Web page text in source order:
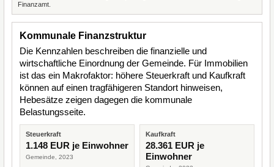
Finanzamt.
Kommunale Finanzstruktur
Die Kennzahlen beschreiben die finanzielle und
wirtschaftliche Einordnung der Gemeinde. Für Immobilien
ist das ein Makrofaktor: höhere Steuerkraft und Kaufkraft
können auf einen tragfähigeren Standort hinweisen,
Hebesätze zeigen dagegen die kommunale
Belastungsseite.
Steuerkraft
1.148 EUR je Einwohner
Gemeinde, 2023
Kaufkraft
28.361 EUR je
Einwohner